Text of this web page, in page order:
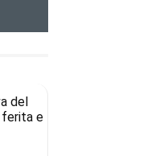
del
ferita e